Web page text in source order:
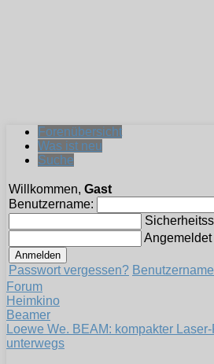
Forenübersicht
Was ist neu
Suche
Willkommen, Gast
Benutzername:
Passwort vergessen?
Forum
Heimkino
Beamer
Loewe We. BEAM: kompakter
unterwegs